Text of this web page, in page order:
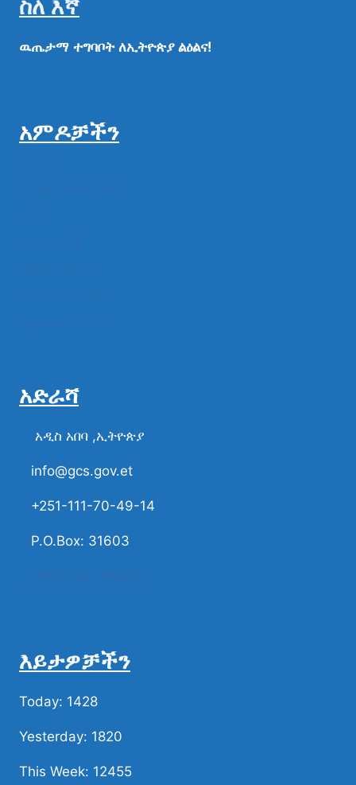
ስለ እኛ
ዉጤታማ ተግባቦት ለኢትዮጵያ ልዕልና!
አምዶቻችን
አድራሻ
አዲስ አበባ ,ኢትዮጵያ
info@gcs.gov.et
+251-111-70-49-14
P.O.Box: 31603
እይታዎቻችን
Today: 1428
Yesterday: 1820
This Week: 12455